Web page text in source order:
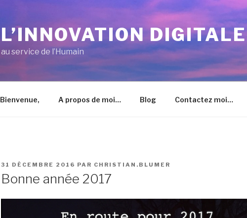
L’INNOVATION DIGITALE
au service de l’Humain
Bienvenue, A propos de moi… Blog Contactez moi…
PUBLIÉ
31 DÉCEMBRE 2016 PAR CHRISTIAN.BLUMER
Bonne année 2017